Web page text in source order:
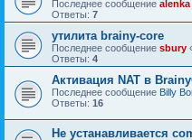
Последнее сообщение alenka
Ответы: 7
утилита brainy-core
Последнее сообщение sbury
Ответы: 4
Активация NAT в
Последнее сообщение Billy
Ответы: 16
Не устанавливается